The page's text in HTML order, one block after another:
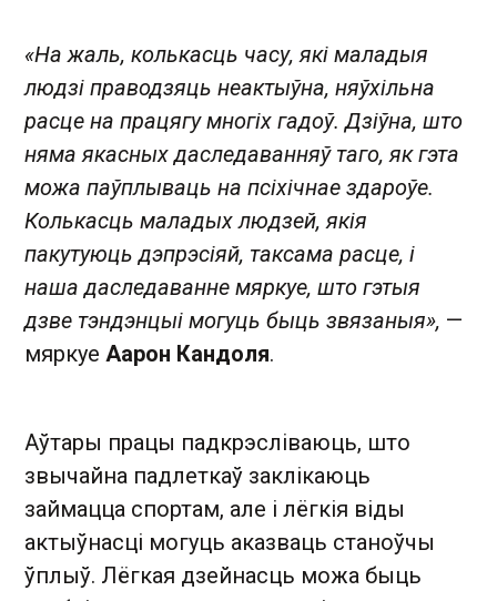
«На жаль, колькасць часу, які маладыя
людзі праводзяць неактыўна, няўхільна
расце на працягу многіх гадоў. Дзіўна, што
няма якасных даследаванняў таго, як гэта
можа паўплываць на псіхічнае здароўе.
Колькасць маладых людзей, якія
пакутуюць дэпрэсіяй, таксама расце, і
наша даследаванне мяркуе, што гэтыя
дзве тэндэнцыі могуць быць звязаныя», —
мяркуе Аарон Кандоля.
Аўтары працы падкрэсліваюць, што
звычайна падлеткаў заклікаюць
займацца спортам, але і лёгкія віды
актыўнасці могуць аказваць станоўчы
ўплыў. Лёгкая дзейнасць можа быць